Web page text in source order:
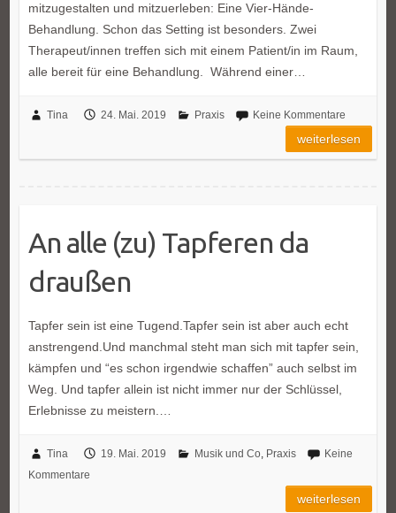
mitzugestalten und mitzuerleben: Eine Vier-Hände-
Behandlung. Schon das Setting ist besonders. Zwei
Therapeut/innen treffen sich mit einem Patient/in im Raum,
alle bereit für eine Behandlung. Während einer…
Tina 24. Mai. 2019 Praxis Keine Kommentare
weiterlesen
An alle (zu) Tapferen da
draußen
Tapfer sein ist eine Tugend.Tapfer sein ist aber auch echt
anstrengend.Und manchmal steht man sich mit tapfer sein,
kämpfen und “es schon irgendwie schaffen” auch selbst im
Weg. Und tapfer allein ist nicht immer nur der Schlüssel,
Erlebnisse zu meistern.…
Tina 19. Mai. 2019 Musik und Co, Praxis
Keine
Kommentare
weiterlesen